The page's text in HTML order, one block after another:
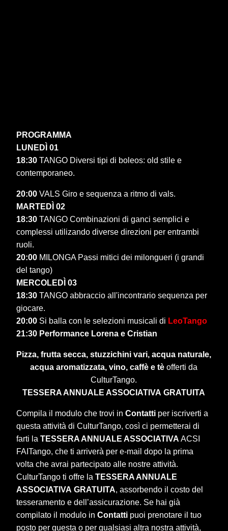
PROGRAMMA
LUNED 01
18:30TANGO Diversi tipi di boleos: old stile e
contemporaneo.
20:00 VALS Giro e sequenza a ritmo di vals.
MARTED 02
18:30 TANGO Combinazioni di ganci semplici e
complessi utilizando diverse direzioni per entrambi
ruoli.
20:00 MILONGA Passi mitici dei milongueri (i grandi
del tango)
MERCOLED 03
18:30TANGO abbraccio all'incontrario sequenza per
giocare.
20:00 Si balla con le selezioni musicali di LeoTango
21:30 Performance Lorena e Cristian
Pizza, frutta secca, stuzzichini vari, acqua naturale,
acqua aromatizzata, vino, caffè e tè offerti da
CulturTango.
TESSERA ANNUALE ASSOCIATIVA GRATUITA
Compila il modulo che trovi inContatti per iscriverti a
questa attività di CulturTango, così ci permetterai di
farti laTESSERA ANNUALE ASSOCIATIVA ACSI
FAITango, che ti arriverà per e-mail dopo la prima
volta che avrai partecipato alle nostre attività.
CulturTango ti offre laTESSERA ANNUALE
ASSOCIATIVA GRATUITA, assorbendo il costo del
tesseramento e dell’assicurazione. Se hai già
compilato il modulo inContatti puoi prenotare il tuo
posto per questa o per qualsiasi altra nostra attività,